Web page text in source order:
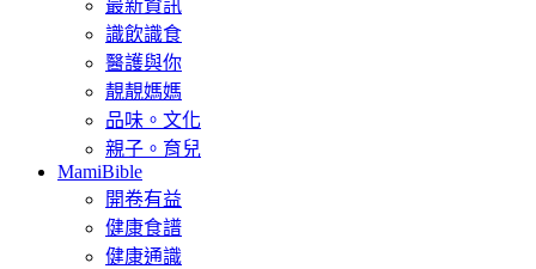
最新資訊
識飲識食
醫護與你
靚靚媽媽
品味。文化
親子。育兒
MamiBible
開卷有益
健康食譜
健康通識